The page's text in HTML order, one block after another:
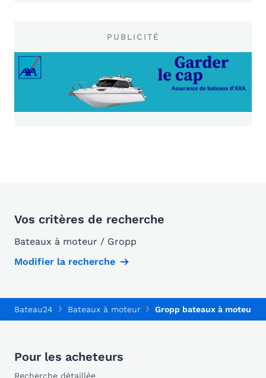
PUBLICITÉ
Vos critères de recherche
Bateaux à moteur / Gropp
Modifier la recherche
Bateau24 Bateaux à moteur Gropp bateaux à moteur
Pour les acheteurs
Recherche détaillée